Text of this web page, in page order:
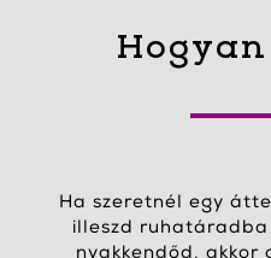
Ha szeretnél egy
illeszd
nyakkendőd, akkor